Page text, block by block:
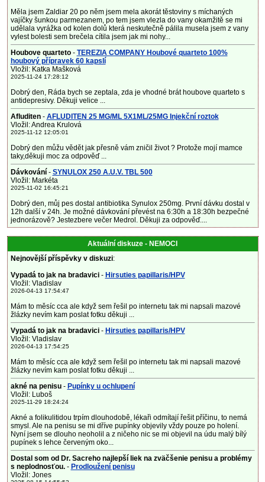
Měla jsem Zaldiar 20 po něm jsem mela akorát těstoviny s míchaných
vajíčky šunkou parmezanem, po tem jsem vlezla do vany okamžitě se mi
udělala vyrážka od kolen dolů která neskutečně pálila musela jsem z vany
vylest bolesti sem brečela cítila jsem jak mi nohy...
Houbove quarteto- TEREZIA COMPANY Houbové quarteto 100%
houbový přípravek 60 kapslí
Vložil: Katka Mašková
2025-11-24 17:28:12
Dobrý den, Ráda bych se zeptala, zda je vhodné brát houbove quarteto s
antidepresivy. Děkuji velice ...
Afluditen- AFLUDITEN 25 MG/ML 5X1ML/25MG Injekční roztok
Vložil: Andrea Krulová
2025-11-12 12:05:01
Dobrý den můžu vědět jak přesně vám zničil život ? Protože mojí mamce
taky,děkuji moc za odpověď ...
Dávkování - SYNULOX 250 A.U.V. TBL 500
Vložil: Markéta
2025-11-02 16:45:21
Dobrý den, můj pes dostal antibiotika Synulox 250mg. První dávku dostal v
12h další v 24h. Je možné dávkování převést na 6:30h a 18:30h bezpečné
jednorázově? Jestezbere večer Medrol. Děkuji za odpověď....
Aktuální diskuze - NEMOCI
Nejnovější příspěvky v diskuzi:
Vypadá to jak na bradavici - Hirsuties papillaris/HPV
Vložil: Vladislav
2026-04-13 17:54:47
Mám to měsíc cca ale když sem řešil po internetu tak mi napsali mazové
žlázky nevím kam poslat fotku děkuji ...
Vypadá to jak na bradavici - Hirsuties papillaris/HPV
Vložil: Vladislav
2026-04-13 17:54:25
Mám to měsíc cca ale když sem řešil po internetu tak mi napsali mazové
žlázky nevím kam poslat fotku děkuji ...
akné na penisu- Pupínky u ochlupení
Vložil: Luboš
2025-11-29 18:24:24
Akné a folikulitidou trpím dlouhodobě, lékaři odmítají řešit příčinu, to nemá
smysl. Ale na penisu se mi dříve pupínky objevily vždy pouze po holení.
Nyní jsem se dlouho neoholil a z ničeho nic se mi objevil na údu malý bílý
pupínek s lehce červeným oko...
Dostal som od Dr. Sacreho najlepší liek na zväčšenie penisu a problémy
s neplodnosťou.- Prodloužení penisu
Vložil: Jones